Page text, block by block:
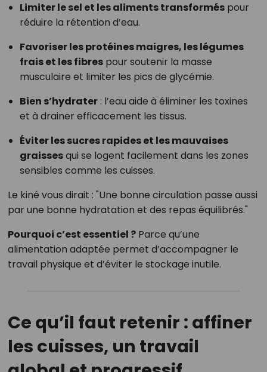
Limiter le sel et les aliments transforméspour
réduire la rétention d’eau.
Favoriser les protéines maigres, les légumes
frais et les fibrespour soutenir la masse
musculaire et limiter les pics de glycémie.
Bien s’hydrater: l’eau aide à éliminer les toxines
et à drainer efficacement les tissus.
Éviter les sucres rapides et les mauvaises
graissesqui se logent facilement dans les zones
sensibles comme les cuisses.
Le kiné vous dirait : "Une bonne circulation passe aussi
par une bonne hydratation et des repas équilibrés."
Pourquoi c’est essentiel ?Parce qu’une
alimentation adaptée permet d’accompagner le
travail physique et d’éviter le stockage inutile.
Ce qu’il faut retenir : affiner
les cuisses, un travail